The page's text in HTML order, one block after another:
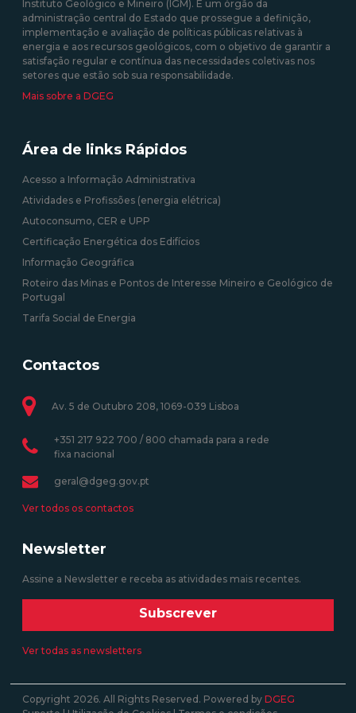
09/09/2020 12:00:00
Instituto Geológico e Mineiro (IGM). É um órgão da
administração central do Estado que prossegue a definição,
implementação e avaliação de políticas públicas relativas à
energia e aos recursos geológicos, com o objetivo de garantir a
satisfação regular e contínua das necessidades coletivas nos
setores que estão sob sua responsabilidade.
Mais sobre a DGEG
Área de links Rápidos
Acesso a Informação Administrativa
Atividades e Profissões (energia elétrica)
Autoconsumo, CER e UPP
Certificação Energética dos Edifícios
Informação Geográfica
Roteiro das Minas e Pontos de Interesse Mineiro e Geológico de
Portugal
Tarifa Social de Energia
Contactos
Av. 5 de Outubro 208, 1069-039 Lisboa
+351 217 922 700 / 800 chamada para a rede
fixa nacional
geral@dgeg.gov.pt
Ver todos os contactos
Newsletter
Assine a Newsletter e receba as atividades mais recentes.
Subscrever
Ver todas as newsletters
Copyright 2026. All Rights Reserved. Powered byDGEG